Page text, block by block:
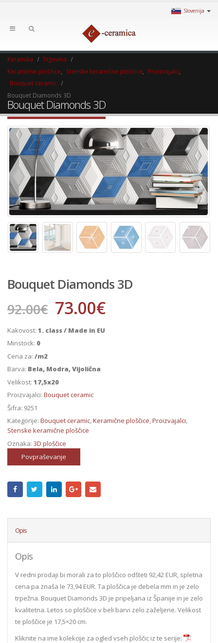
Slovenija
Keramika
Trgovina
Keramične ploščice
Stenske keramične ploščice Proizvajalci
Bouquet ceramic
Bouquet Diamonds 3D
Bouquet Diamonds 3D
Bouquet Diamonds 3D
92.00€ 73.00€
Kakovost: 1. class / Made in EU
Minstock: 0
Cena za: /m2
Barva: Bela, Modra, Vijolična
Velikost: 17,5x20
Proizvajalci: Bouquet ceramic
Šifra: 9251
Kategorije: Bouquet ceramic,Keramične ploščice,Proizvajalci,
Stenske keramične ploščice
Oznaka: 3D ploščice
Povpraševanje
Opis
Opis
V redni prodaji bi morali za to ploščico odšteti 92,42 EUR, spletna
cena pa znaša le 73,94 EUR. Ta ploščica je debela mm in je zelo
trpežna. Bouquet Diamonds 3D je pripeljana iz Španije in je zelo
kvalitetna. Letos so ploščice v beli barvi zelo zaželjene. Velikost
te ploščice je 17,5×20 cm.
Kliknite na ime kolekcije za ogled vseh ploščic iz te serije: